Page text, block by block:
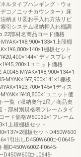
ルタイプハンギング・ウォ
コ／ニッチカウンター）床
納まり図お手入れ方法リビ
引システム収納押入れ棚調
部材名商品コード価格
上段棚
棚板セット
ディスプレイ
ユニット価格
MYAK×1¥8,900×134×1
MYAK×1¥7,900×141×1棚板
ディス
ユニット価
一覧（収納奥行2尺／商品奥
部材別規格表フレームタイ
ード価格W60032×1フレーム
上段棚板セット
棚板セットD450W600
引出しD450W600□-G0645-
棚D450W600Z-F0645-
D450W600□-L0645-